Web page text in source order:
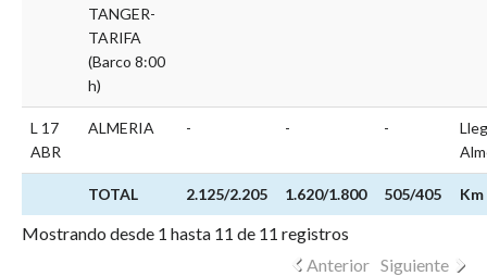
TOTAL 2.125/2.205 1.620/1.800 505/405 Km
TANGER-
TARIFA
(Barco 8:00
h)
L 17
ABR
ALMERIA - - -
Mostrando desde 1 hasta 11 de 11 registros
Anterior Siguiente